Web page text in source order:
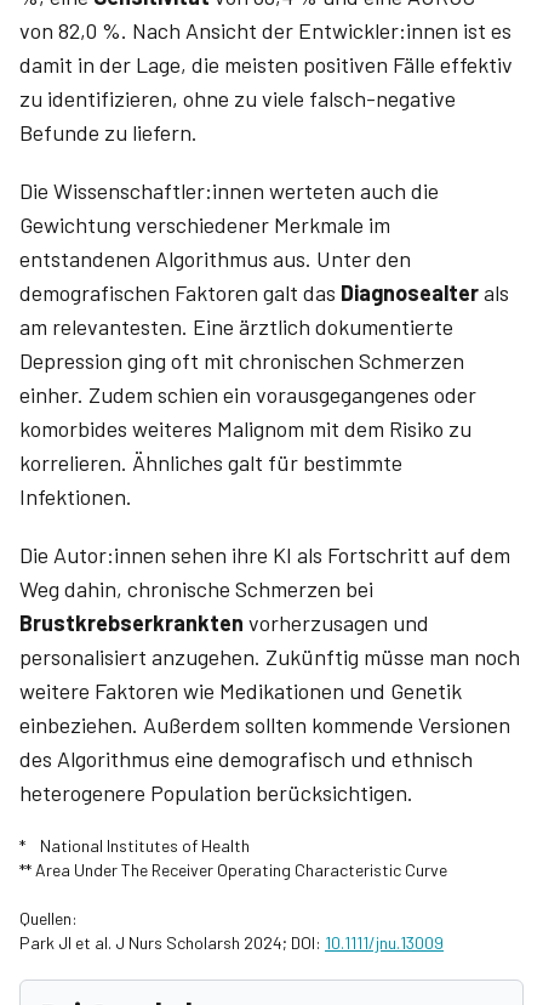
von 82,0 %. Nach Ansicht der Entwickler:innen ist es
damit in der Lage, die meisten positiven Fälle effektiv
zu identifizieren, ohne zu viele falsch-negative
Befunde zu liefern.
Die Wissenschaftler:innen werteten auch die
Gewichtung verschiedener Merkmale im
entstandenen Algorithmus aus. Unter den
demografischen Faktoren galt das Diagnosealterals
am relevantesten. Eine ärztlich dokumentierte
Depression ging oft mit chronischen Schmerzen
einher. Zudem schien ein vorausgegangenes oder
komorbides weiteres Malignom mit dem Risiko zu
korrelieren. Ähnliches galt für bestimmte
Infektionen.
Die Autor:innen sehen ihre KI als Fortschritt auf dem
Weg dahin, chronische Schmerzen bei
Brustkrebserkrankten vorherzusagen und
personalisiert anzugehen. Zukünftig müsse man noch
weitere Faktoren wie Medikationen und Genetik
einbeziehen. Außerdem sollten kommende Versionen
des Algorithmus eine demografisch und ethnisch
heterogenere Population berücksichtigen.
* National Institutes of Health
** Area Under The Receiver Operating Characteristic Curve
Quellen:
Park JI et al. J Nurs Scholarsh 2024; DOI: 10.1111/jnu.13009